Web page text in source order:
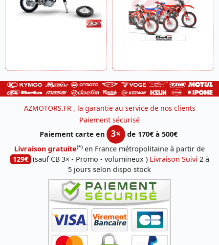
AZMOTORS.FR , la garantie au service de nos clients
Paiement sécurisé
Paiement carte en
3×
de 170€ à 500€
Livraison gratuite(*) en France métropolitaine à partir de
129€ (sauf CB 3× - Promo - volumineux ) Livraison Suivi 2 à
5 jours selon dispo stock